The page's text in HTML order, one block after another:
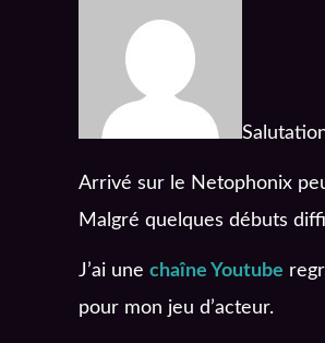
Arrivé sur le Netophonix
Malgré quelques débuts
J’ai une chaîne Youtube
pour mon jeu d’acteur.